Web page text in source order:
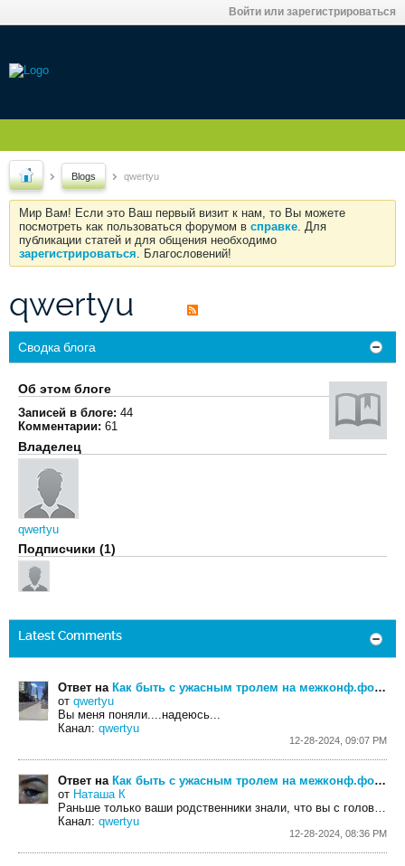
Войти или зарегистрироваться
Blogs qwertyu
Мир Вам! Если это Ваш первый визит к нам, то Вы можете
посмотреть как пользоваться форумом в справке. Для
публикации статей и для общения необходимо
зарегистрироваться. Благословений!
qwertyu
Сводка блога
Об этом блоге
Записей в блоге: 44
Комментарии: 61
Владелец
qwertyu
Подписчики (1)
Latest Comments
Ответ на Как быть с ужасным тролем на межконф.форуме христианском?
от qwertyu
Вы меня поняли....надеюсь...
Канал: qwertyu
12-28-2024, 09:07 PM
Ответ на Как быть с ужасным тролем на межконф.форуме христианском?
от Наташа К
Раньше только ваши родственники знали, что вы с головой не дружите,благодаря интернету...
Канал: qwertyu
12-28-2024, 08:36 PM